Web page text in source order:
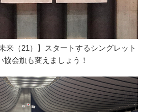
来（21）】スタートするシングレット
会旗も変えましょう！